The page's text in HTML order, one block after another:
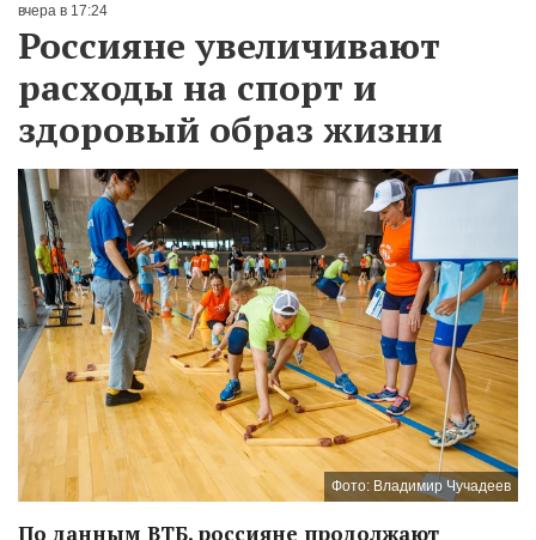
вчера в 17:24
Россияне увеличивают
расходы на спорт и
здоровый образ жизни
Фото: Владимир Чучадеев
По данным ВТБ, россияне продолжают